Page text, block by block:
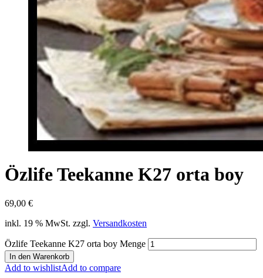
Özlife Teekanne K27 orta boy
69,00 €
inkl. 19 % MwSt. zzgl. Versandkosten
Özlife Teekanne K27 orta boy Menge
In den Warenkorb
Add to wishlistAdd to compare